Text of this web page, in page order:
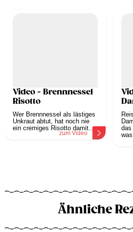
Video - Brennnessel
Risotto
Wer Brennnessel als lästiges
Unkraut abtut, hat noch nie
ein cremiges Risotto damit...
zum Video
das
was
Ähnliche